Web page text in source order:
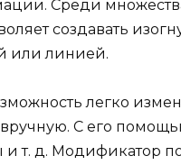
Среди
создавать
или линией.
легко
С его
и т. д. Модификатор